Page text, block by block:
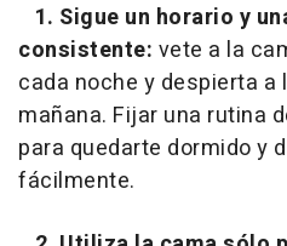
1. Sigue un horario y
consistente: vete a la
cada noche y despierta a
mañana. Fijar una rutina
para quedarte dormido y
fácilmente.